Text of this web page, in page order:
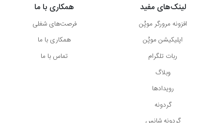
لینک‌های مفید
افزونه مرورگر موپُن
اپلیکیشن موپُن
ربات تلگرام
وبلاگ
رویدادها
گردونه
همکاری با ما
فرصت‌های شغلی
همکاری با ما
تماس با ما